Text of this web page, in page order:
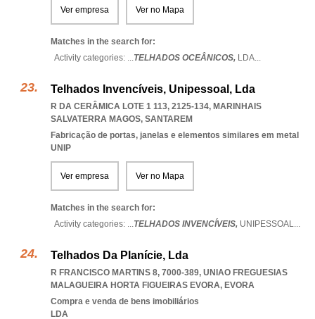
Ver empresa Ver no Mapa
Matches in the search for:
Activity categories: ...TELHADOS OCEÂNICOS, LDA...
Telhados Invencíveis, Unipessoal, Lda
R DA CERÂMICA LOTE 1 113, 2125-134, MARINHAIS
SALVATERRA MAGOS, SANTAREM
Fabricação de portas, janelas e elementos similares em metal
UNIP
Ver empresa Ver no Mapa
Matches in the search for:
Activity categories: ...TELHADOS INVENCÍVEIS, UNIPESSOAL...
Telhados Da Planície, Lda
R FRANCISCO MARTINS 8, 7000-389, UNIAO FREGUESIAS
MALAGUEIRA HORTA FIGUEIRAS EVORA, EVORA
Compra e venda de bens imobiliários
LDA